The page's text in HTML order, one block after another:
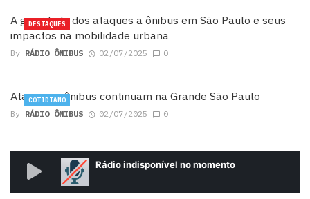
A gravidade dos ataques a ônibus em São Paulo e seus
impactos na mobilidade urbana
By RÁDIO ÔNIBUS 02/07/2025 0
DESTAQUES
Ataques a ônibus continuam na Grande São Paulo
By RÁDIO ÔNIBUS 02/07/2025 0
COTIDIANO